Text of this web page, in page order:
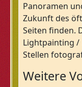
Panoramen
Zukunft des
Seiten finden.
Lightpainting /
Stellen
Weitere